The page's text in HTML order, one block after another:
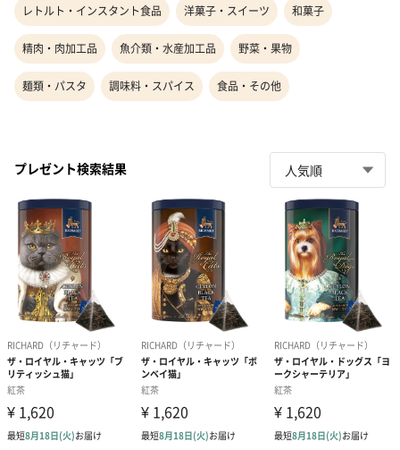
レトルト・インスタント食品 洋菓子・スイーツ 和菓子
精肉・肉加工品 魚介類・水産加工品 野菜・果物
麺類・パスタ 調味料・スパイス 食品・その他
プレゼント検索結果